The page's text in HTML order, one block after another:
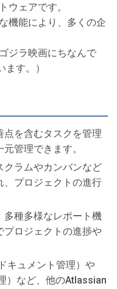
ウェアです。
機能により、多くの企
ジラ映画にちなんで
す。）
を含むタスクを管理
管理できます。
クラムやカンバンなど
、プロジェクトの進行
多種多様なレポート機
プロジェクトの進捗や
キュメント管理）や
）など、他のAtlassian